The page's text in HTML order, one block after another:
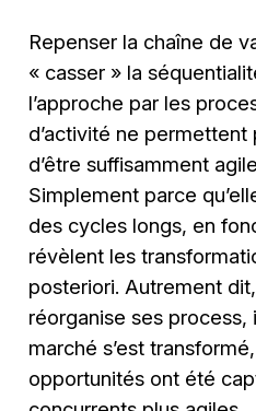
Repenser la chaîne de
« casser » la
l’approche par les
d’activité ne permettent
d’être suffisamment
Simplement parce
des cycles longs, en
révèlent les
posteriori. Autrement
réorganise ses
marché s’est
opportunités ont été